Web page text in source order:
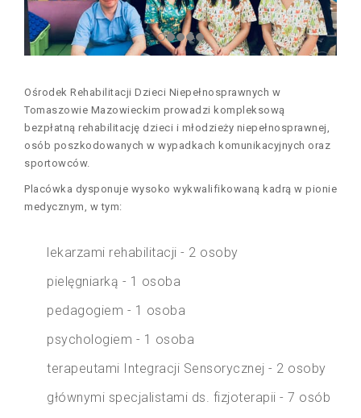
Ośrodek Rehabilitacji Dzieci Niepełnosprawnych w
Tomaszowie Mazowieckim prowadzi kompleksową
bezpłatną rehabilitację dzieci i młodzieży niepełnosprawnej,
osób poszkodowanych w wypadkach komunikacyjnych oraz
sportowców.
Placówka dysponuje wysoko wykwalifikowaną kadrą w pionie
medycznym, w tym:
lekarzami rehabilitacji - 2 osoby
pielęgniarką - 1 osoba
pedagogiem - 1 osoba
psychologiem - 1 osoba
terapeutami Integracji Sensorycznej - 2 osoby
głównymi specjalistami ds. fizjoterapii - 7 osób